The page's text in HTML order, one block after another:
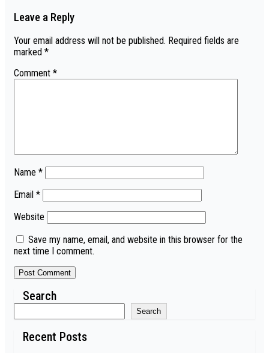
Leave a Reply
Your email address will not be published. Required fields are
marked *
Comment *
Name *
Email *
Website
Save my name, email, and website in this browser for the
next time I comment.
Search
Search
Recent Posts